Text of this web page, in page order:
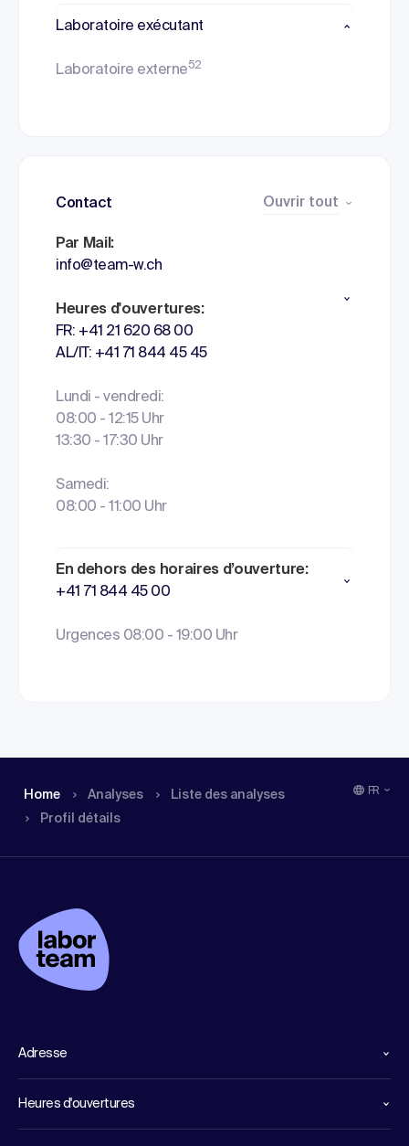
Laboratoire exécutant
Laboratoire externe52
Contact Ouvrir tout
Par Mail:
info@team-w.ch
Heures d'ouvertures:
FR: +41 21 620 68 00
AL/IT: +41 71 844 45 45
Lundi - vendredi:
08:00 - 12:15 Uhr
13:30 - 17:30 Uhr
Samedi:
08:00 - 11:00 Uhr
En dehors des horaires d’ouverture:
+41 71 844 45 00
Urgences 08:00 - 19:00 Uhr
Home Analyses
Liste des analyses
Profil détails
FR
Adresse
Heures d'ouvertures